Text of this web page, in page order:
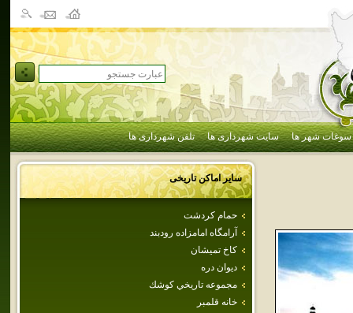
سوغات شهر ها سایت شهرداری ها تلفن شهرداری ها
سایر اماکن تاریخی
حمام كردشت
آرامگاه امامزاده رودبند
كاخ تميشان
ديوان دره
مجموعه تاريخي كوشك
خانه قلمبر